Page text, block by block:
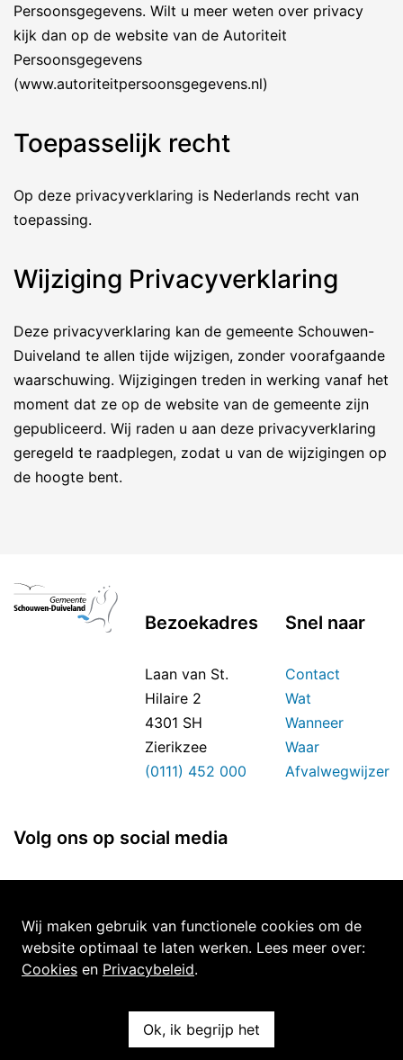
Persoonsgegevens. Wilt u meer weten over privacy
kijk dan op de website van de Autoriteit
Persoonsgegevens
(www.autoriteitpersoonsgegevens.nl)
Toepasselijk recht
Op deze privacyverklaring is Nederlands recht van
toepassing.
Wijziging Privacyverklaring
Deze privacyverklaring kan de gemeente Schouwen-
Duiveland te allen tijde wijzigen, zonder voorafgaande
waarschuwing. Wijzigingen treden in werking vanaf het
moment dat ze op de website van de gemeente zijn
gepubliceerd. Wij raden u aan deze privacyverklaring
geregeld te raadplegen, zodat u van de wijzigingen op
de hoogte bent.
Bezoekadres
Laan van St.
Hilaire 2
4301 SH
Zierikzee
(0111) 452 000
Snel naar
Contact
Wat
Wanneer
Waar
Afvalwegwijzer
Volg ons op social media
Over deze site
Wij maken gebruik van functionele cookies om de
website optimaal te laten werken. Lees meer over:
Cookies en Privacybeleid.
Ok, ik begrijp het